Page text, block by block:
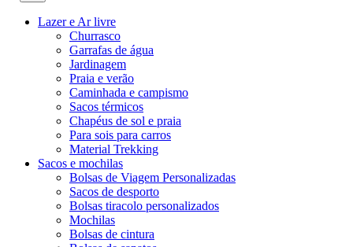
Lazer e Ar livre
Churrasco
Garrafas de água
Jardinagem
Praia e verão
Caminhada e campismo
Sacos térmicos
Chapéus de sol e praia
Para sois para carros
Material Trekking
Sacos e mochilas
Bolsas de Viagem Personalizadas
Sacos de desporto
Bolsas tiracolo personalizados
Mochilas
Bolsas de cintura